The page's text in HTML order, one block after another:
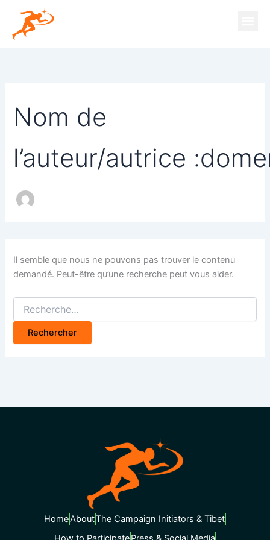
contenu
Nom de
l’auteur/autrice
Il semble que nous ne pouvons pas trouver le contenu
demandé. Peut-être qu’une recherche peut vous aider.
HomeAboutThe Campaign Initiators & Tibet